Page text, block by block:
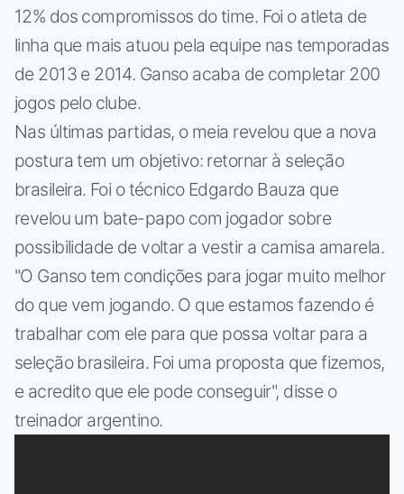
12% dos compromissos do time. Foi o atleta de
linha que mais atuou pela equipe nas temporadas
de 2013 e 2014. Ganso acaba de completar 200
jogos pelo clube.
Nas últimas partidas, o meia revelou que a nova
postura tem um objetivo: retornar à seleção
brasileira. Foi o técnico Edgardo Bauza que
revelou um bate-papo com jogador sobre
possibilidade de voltar a vestir a camisa amarela.
"O Ganso tem condições para jogar muito melhor
do que vem jogando. O que estamos fazendo é
trabalhar com ele para que possa voltar para a
seleção brasileira. Foi uma proposta que fizemos,
e acredito que ele pode conseguir", disse o
treinador argentino.